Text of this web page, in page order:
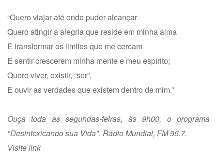
“Quero viajar até onde puder alcançar
Quero atingir a alegria que reside em minha alma
E transformar os limites que me cercam
E sentir crescerem minha mente e meu espírito;
Quero viver, existir, “ser”,
E ouvir as verdades que existem dentro de mim.”
Ouça toda as segundas-feiras, às 9h00, o programa
"Desintoxicando sua Vida". Rádio Mundial, FM 95.7.
Visitelink